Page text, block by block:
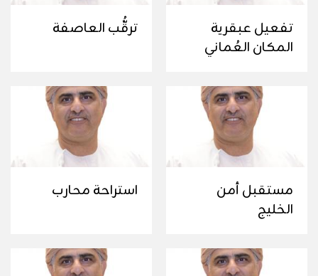
تفعيل عبقرية
المكان العُماني
ترقُّب العاصفة
مستقبل أمن
الخليج
استراحة محارب